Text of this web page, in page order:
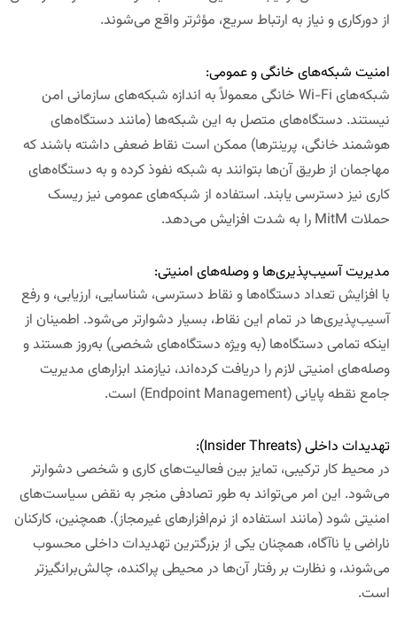
از دورکاری و نیاز به ارتباط سریع، مؤثرتر واقع می‌شوند.
امنیت شبکه‌های خانگی و عمومی:
شبکه‌های Wi-Fi خانگی معمولاً به اندازه شبکه‌های سازمانی امن
نیستند. دستگاه‌های متصل به این شبکه‌ها (مانند دستگاه‌های
هوشمند خانگی، پرینترها) ممکن است نقاط ضعفی داشته باشند که
مهاجمان از طریق آن‌ها بتوانند به شبکه نفوذ کرده و به دستگاه‌های
کاری نیز دسترسی یابند. استفاده از شبکه‌های عمومی نیز ریسک
حملات MitM را به شدت افزایش می‌دهد.
مدیریت آسیب‌پذیری‌ها و وصله‌های امنیتی:
با افزایش تعداد دستگاه‌ها و نقاط دسترسی، شناسایی، ارزیابی، و رفع
آسیب‌پذیری‌ها در تمام این نقاط، بسیار دشوارتر می‌شود. اطمینان از
اینکه تمامی دستگاه‌ها (به ویژه دستگاه‌های شخصی) به‌روز هستند و
وصله‌های امنیتی لازم را دریافت کرده‌اند، نیازمند ابزارهای مدیریت
جامع نقطه پایانی (Endpoint Management) است.
تهدیدات داخلی (Insider Threats
):
در محیط کار ترکیبی، تمایز بین فعالیت‌های کاری و شخصی دشوارتر
می‌شود. این امر می‌تواند به طور تصادفی منجر به نقض سیاست‌های
امنیتی شود (مانند استفاده از نرم‌افزارهای غیرمجاز). همچنین، کارکنان
ناراضی یا ناآگاه، همچنان یکی از بزرگترین تهدیدات داخلی محسوب
می‌شوند، و نظارت بر رفتار آن‌ها در محیطی پراکنده، چالش‌برانگیزتر
است.